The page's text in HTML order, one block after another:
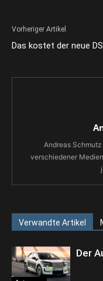
Vorheriger Artikel
Das kostet der neue
Andreas
verschiedener
Verwandte Artikel
Der